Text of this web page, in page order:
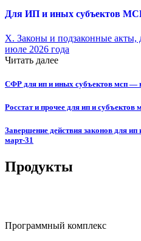
Для ИП и иных субъектов
X. Законы и подзаконные акты,
июле 2026 года
Читать далее
СФР для ип и иных субъектов мсп —
Росстат и прочее для ип и субъектов
Завершение действия законов для
март-31
Продукты
Программный комплекс